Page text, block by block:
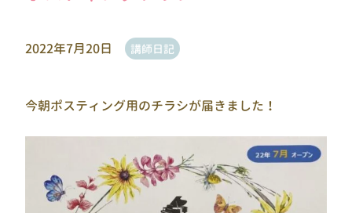
2022年7月20日 講師日記
今朝ポスティング用のチラシが届きました！